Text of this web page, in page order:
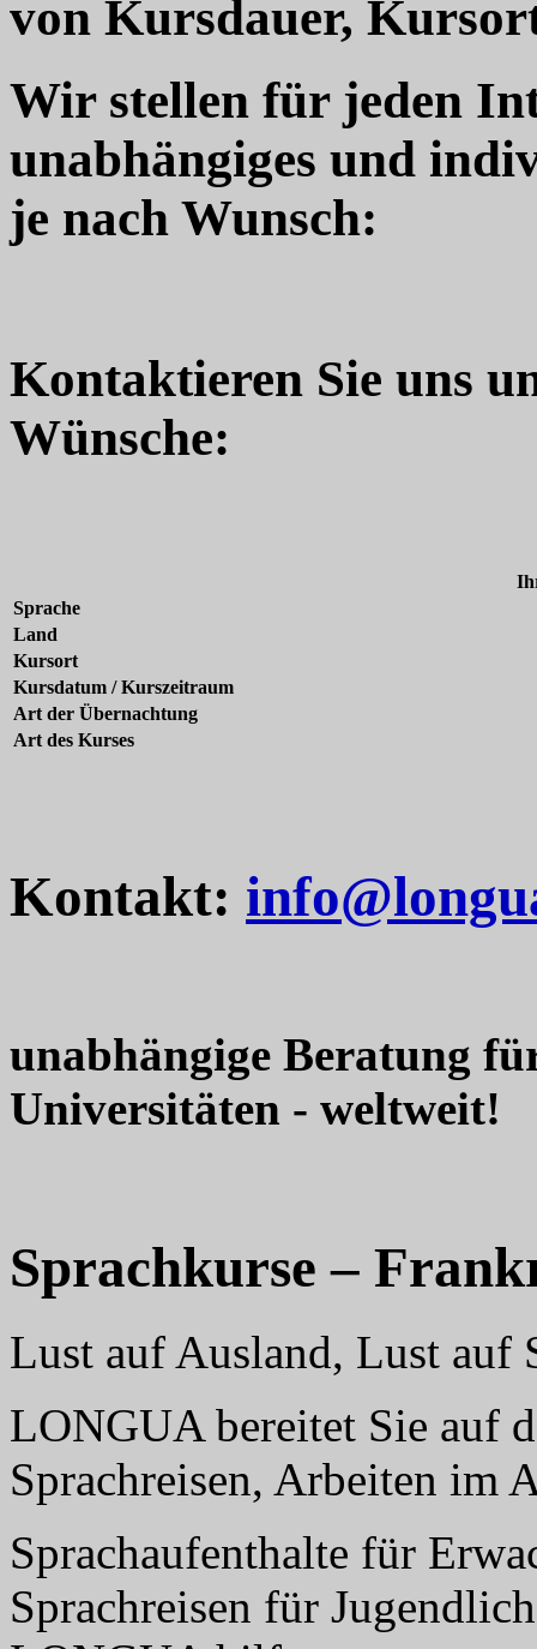
von Kursdauer,
Wir stellen für jeden
unabhängiges und
je nach Wunsch:
Kontaktieren Sie uns
Wünsche:
Sprache
Land
Kursort
Kursdatum / Kurszeitraum
Art der Übernachtung
Art des Kurses
Kontakt:
unabhängige Beratung
Universitäten - weltweit!
Sprachkurse –
Lust auf Ausland, Lust auf
LONGUA bereitet Sie auf
Sprachreisen, Arbeiten im
Sprachaufenthalte für
Sprachreisen für